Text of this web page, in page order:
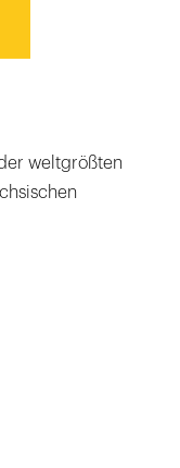
weltgrößten